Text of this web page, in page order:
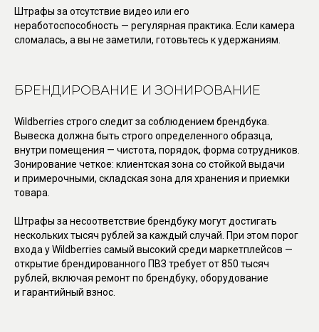
Штрафы за отсутствие видео или его
неработоспособность — регулярная практика. Если камера
сломалась, а вы не заметили, готовьтесь к удержаниям.
БРЕНДИРОВАНИЕ И ЗОНИРОВАНИЕ
Wildberries строго следит за соблюдением брендбука.
Вывеска должна быть строго определенного образца,
внутри помещения — чистота, порядок, форма сотрудников.
Зонирование четкое: клиентская зона со стойкой выдачи
и примерочными, складская зона для хранения и приемки
товара.
Штрафы за несоответствие брендбуку могут достигать
нескольких тысяч рублей за каждый случай. При этом порог
входа у Wildberries самый высокий среди маркетплейсов —
открытие брендированного ПВЗ требует от 850 тысяч
рублей, включая ремонт по брендбуку, оборудование
и гарантийный взнос.